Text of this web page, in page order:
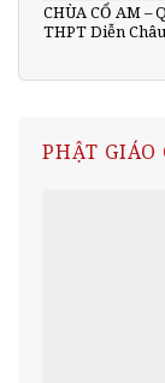
CHÙA CỔ AM –
THPT Diễn
PHẬT GIÁO